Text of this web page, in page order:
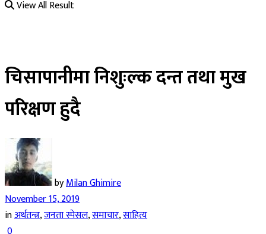
View All Result
चिसापानीमा निशुःल्क दन्त तथा मुख
परिक्षण हुदै
byMilan Ghimire
November 15, 2019
inअर्थतन्त्र,जनता स्पेसल,समाचार,साहित्य